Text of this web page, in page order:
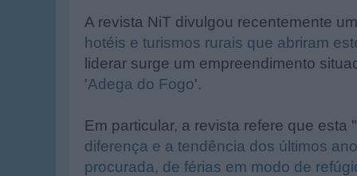
A revista NiT divulgou recentemente
hotéis e turismos rurais que abriram
liderar surge um empreendimento
'Adega do Fogo'.
Em particular, a revista refere que esta "
diferença e a tendência dos últimos
procurada, de férias em modo de